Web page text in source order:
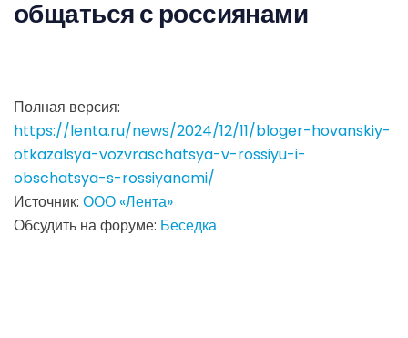
общаться с россиянами
Полная версия:
https://lenta.ru/news/2024/12/11/bloger-hovanskiy-
otkazalsya-vozvraschatsya-v-rossiyu-i-
obschatsya-s-rossiyanami/
Источник: ООО «Лента»
Обсудить на форуме: Беседка